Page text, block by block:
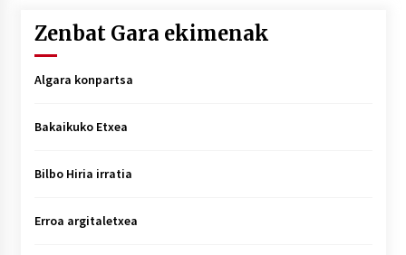
Zenbat Gara ekimenak
Algara konpartsa
Bakaikuko Etxea
Bilbo Hiria irratia
Erroa argitaletxea